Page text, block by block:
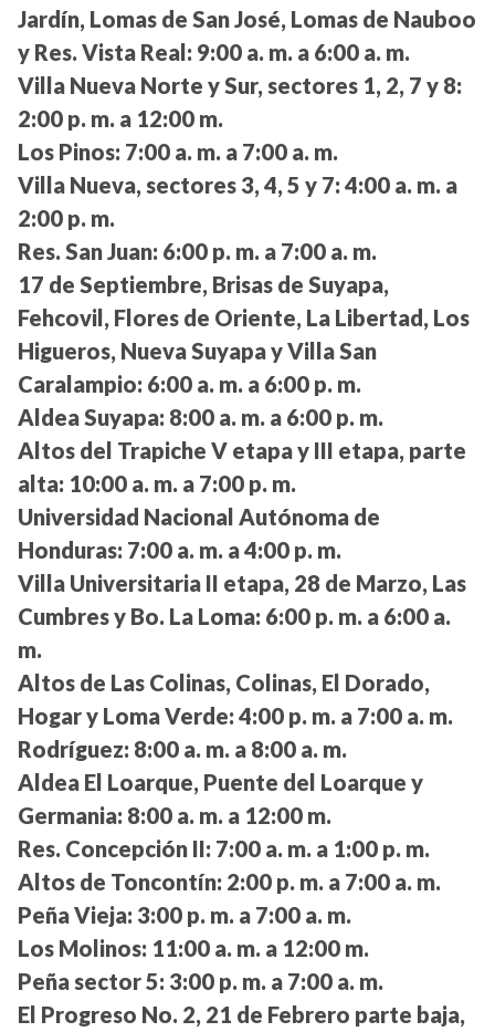
Jardín, Lomas de San José, Lomas de Nauboo
y Res. Vista Real: 9:00 a. m. a 6:00 a. m.
Villa Nueva Norte y Sur, sectores 1, 2, 7 y 8:
2:00 p. m. a 12:00 m.
Los Pinos: 7:00 a. m. a 7:00 a. m.
Villa Nueva, sectores 3, 4, 5 y 7: 4:00 a. m. a
2:00 p. m.
Res. San Juan: 6:00 p. m. a 7:00 a. m.
17 de Septiembre, Brisas de Suyapa,
Fehcovil, Flores de Oriente, La Libertad, Los
Higueros, Nueva Suyapa y Villa San
Caralampio: 6:00 a. m. a 6:00 p. m.
Aldea Suyapa: 8:00 a. m. a 6:00 p. m.
Altos del Trapiche V etapa y III etapa, parte
alta: 10:00 a. m. a 7:00 p. m.
Universidad Nacional Autónoma de
Honduras: 7:00 a. m. a 4:00 p. m.
Villa Universitaria II etapa, 28 de Marzo, Las
Cumbres y Bo. La Loma: 6:00 p. m. a 6:00 a.
m.
Altos de Las Colinas, Colinas, El Dorado,
Hogar y Loma Verde: 4:00 p. m. a 7:00 a. m.
Rodríguez: 8:00 a. m. a 8:00 a. m.
Aldea El Loarque, Puente del Loarque y
Germania: 8:00 a. m. a 12:00 m.
Res. Concepción II: 7:00 a. m. a 1:00 p. m.
Altos de Toncontín: 2:00 p. m. a 7:00 a. m.
Peña Vieja: 3:00 p. m. a 7:00 a. m.
Los Molinos: 11:00 a. m. a 12:00 m.
Peña sector 5: 3:00 p. m. a 7:00 a. m.
El Progreso No. 2, 21 de Febrero parte baja,